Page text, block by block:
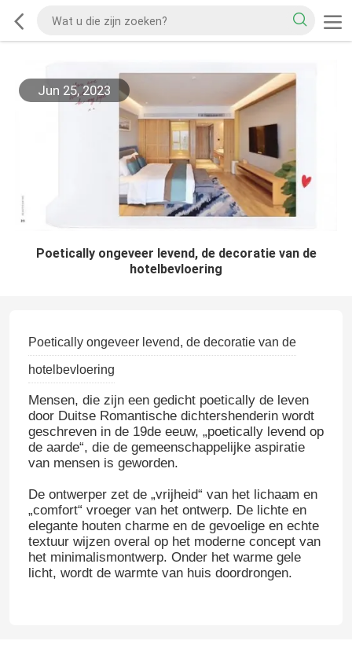
Jun 25, 2023
Poetically ongeveer levend, de decoratie van de
hotelbevloering
Poetically ongeveer levend, de decoratie van de
hotelbevloering
Mensen, die zijn een gedicht poetically de leven
door Duitse Romantische dichtershenderin wordt
geschreven in de 19de eeuw, „poetically levend op
de aarde“, die de gemeenschappelijke aspiratie
van mensen is geworden.
De ontwerper zet de „vrijheid“ van het lichaam en
„comfort“ vroeger van het ontwerp. De lichte en
elegante houten charme en de gevoelige en echte
textuur wijzen overal op het moderne concept van
het minimalismontwerp. Onder het warme gele
licht, wordt de warmte van huis doordrongen.